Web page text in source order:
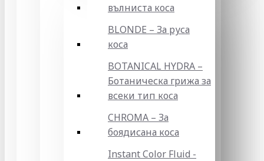
вълниста коса
BLONDE – За руса
коса
BOTANICAL HYDRA –
Ботаническа грижа за
всеки тип коса
CHROMA – За
боядисана коса
Instant Color Fluid -